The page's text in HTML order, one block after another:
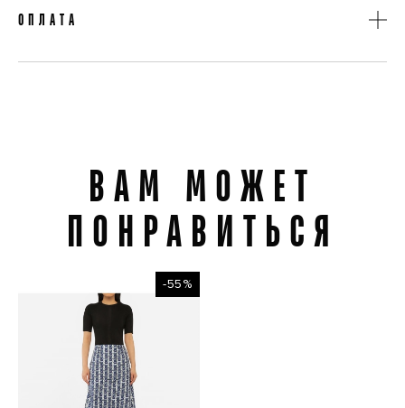
Доставка на отделение «Новая Почта»
ОПЛАТА
Вам может ПОнравиться
ВАМ МОЖЕТ
ПОНРАВИТЬСЯ
-55%